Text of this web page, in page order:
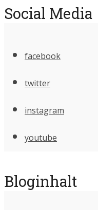
Social Media
facebook
twitter
instagram
youtube
Bloginhalt